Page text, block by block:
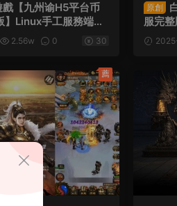
【九州谕H5平台币
】Linux手工服務端
+管理後台+GM授權
戶端+視頻架設教程
2.56w 0 30
原創
服完
+GM
薦